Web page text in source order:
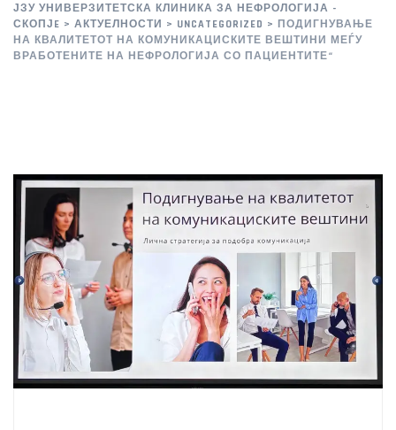
ЈЗУ УНИВЕРЗИТЕТСКА КЛИНИКА ЗА НЕФРОЛОГИЈА -
СКОПЈE > АКТУЕЛНОСТИ > UNCATEGORIZED > ПОДИГНУВАЊЕ
НА КВАЛИТЕТОТ НА КОМУНИКАЦИСКИТЕ ВЕШТИНИ МЕЃУ
ВРАБОТЕНИТЕ НА НЕФРОЛОГИЈА СО ПАЦИЕНТИТЕ“